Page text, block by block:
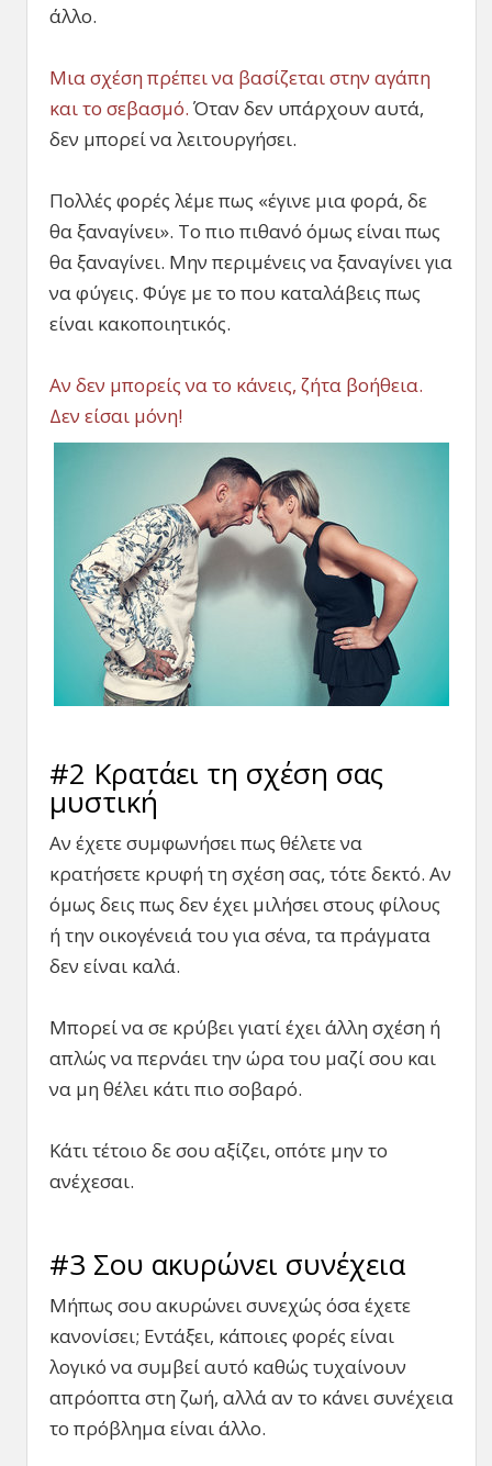
άλλο.
Μια σχέση πρέπει να βασίζεται στην αγάπη
και το σεβασμό. Όταν δεν υπάρχουν αυτά,
δεν μπορεί να λειτουργήσει.
Πολλές φορές λέμε πως «έγινε μια φορά, δε
θα ξαναγίνει». Το πιο πιθανό όμως είναι πως
θα ξαναγίνει. Μην περιμένεις να ξαναγίνει για
να φύγεις. Φύγε με το που καταλάβεις πως
είναι κακοποιητικός.
Αν δεν μπορείς να το κάνεις, ζήτα βοήθεια.
Δεν είσαι μόνη!
#2 Κρατάει τη σχέση σας
μυστική
Αν έχετε συμφωνήσει πως θέλετε να
κρατήσετε κρυφή τη σχέση σας, τότε δεκτό. Αν
όμως δεις πως δεν έχει μιλήσει στους φίλους
ή την οικογένειά του για σένα, τα πράγματα
δεν είναι καλά.
Μπορεί να σε κρύβει γιατί έχει άλλη σχέση ή
απλώς να περνάει την ώρα του μαζί σου και
να μη θέλει κάτι πιο σοβαρό.
Κάτι τέτοιο δε σου αξίζει, οπότε μην το
ανέχεσαι.
#3 Σου ακυρώνει συνέχεια
Μήπως σου ακυρώνει συνεχώς όσα έχετε
κανονίσει; Εντάξει, κάποιες φορές είναι
λογικό να συμβεί αυτό καθώς τυχαίνουν
απρόοπτα στη ζωή, αλλά αν το κάνει συνέχεια
το πρόβλημα είναι άλλο.